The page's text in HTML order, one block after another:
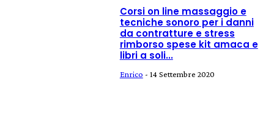
Corsi on line massaggio e
tecniche sonoro per i danni
da contratture e stress
rimborso spese kit amaca e
libri a soli...
Enrico - 14 Settembre 2020